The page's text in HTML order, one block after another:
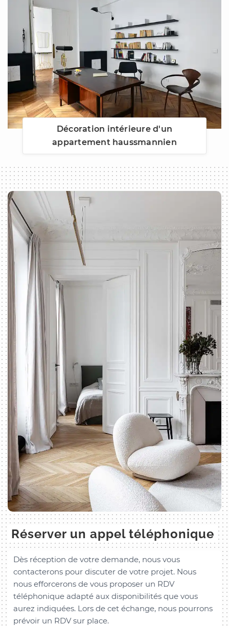
Décoration intérieure d'un
appartement haussmannien
Réserver un appel téléphonique
Dès réception de votre demande, nous vous
contacterons pour discuter de votre projet. Nous
nous efforcerons de vous proposer un RDV
téléphonique adapté aux disponibilités que vous
aurez indiquées. Lors de cet échange, nous pourrons
prévoir un RDV sur place.